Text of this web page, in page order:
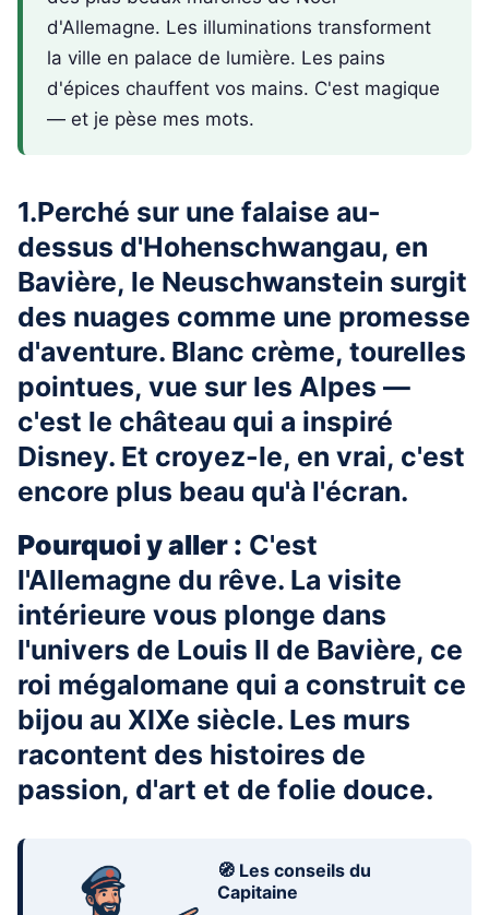
d'Allemagne. Les illuminations transforment
la ville en palace de lumière. Les pains
d'épices chauffent vos mains. C'est magique
— et je pèse mes mots.
1.Perché sur une falaise au-
dessus d'Hohenschwangau, en
Bavière, le Neuschwanstein surgit
des nuages comme une promesse
d'aventure. Blanc crème, tourelles
pointues, vue sur les Alpes —
c'est le château qui a inspiré
Disney. Et croyez-le, en vrai, c'est
encore plus beau qu'à l'écran.
Pourquoi y aller : C'est
l'Allemagne du rêve. La visite
intérieure vous plonge dans
l'univers de Louis II de Bavière, ce
roi mégalomane qui a construit ce
bijou au XIXe siècle. Les murs
racontent des histoires de
passion, d'art et de folie douce.
🧭 Les conseils du
Capitaine